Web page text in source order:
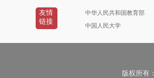
友情
链接
中华人民共和国教育部
中国人民大学
版权所有